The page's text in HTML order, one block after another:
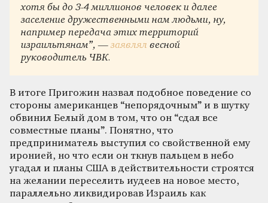
хотя бы до 3-4 миллионов человек и далее
заселение дружественными нам людьми, ну,
например передача этих территорий
израильтянам”, —заявлял весной
руководитель ЧВК.
В итоге Пригожин назвал подобное поведение со
стороны американцев “непорядочным” и в шутку
обвинил Белый дом в том, что он “сдал все
совместные планы”. Понятно, что
предприниматель выступил со свойственной ему
иронией, но что если он ткнув пальцем в небо
угадал и планы США в действительности строятся
на желании переселить иудеев на новое место,
параллельно ликвидировав Израиль как